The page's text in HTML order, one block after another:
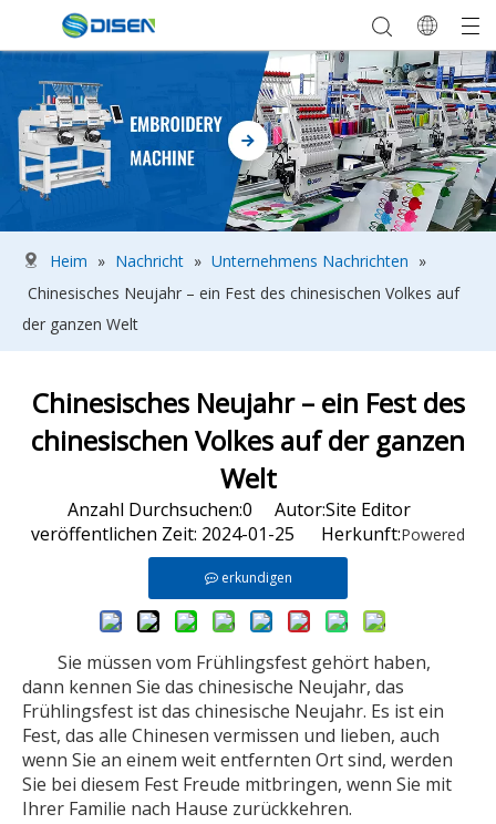
Heim » Nachricht » Unternehmens Nachrichten »
Chinesisches Neujahr – ein Fest des chinesischen Volkes auf
der ganzen Welt
Chinesisches Neujahr – ein Fest des
chinesischen Volkes auf der ganzen
Welt
Anzahl Durchsuchen:0 Autor:Site Editor
veröffentlichen Zeit: 2024-01-25 Herkunft:Powered
erkundigen
Sie müssen vom Frühlingsfest gehört haben,
dann kennen Sie das chinesische Neujahr, das
Frühlingsfest ist das chinesische Neujahr. Es ist ein
Fest, das alle Chinesen vermissen und lieben, auch
wenn Sie an einem weit entfernten Ort sind, werden
Sie bei diesem Fest Freude mitbringen, wenn Sie mit
Ihrer Familie nach Hause zurückkehren.